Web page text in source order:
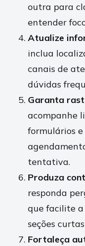
outra para
entender
Atualize
inclua
canais de
dúvidas
Garanta
acompanhe
formulários
tentativa.
Produza
responda
que facilite
seções
Fortaleça